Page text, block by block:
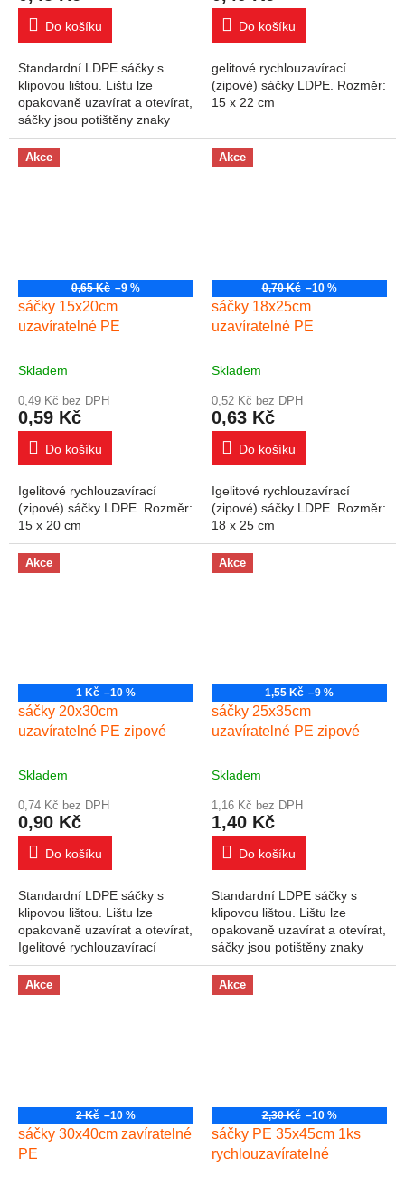
Do košíku
Standardní LDPE sáčky s
klipovou lištou. Lištu lze
opakovaně uzavírat a otevírat,
sáčky jsou potištěny znaky
materiálu a recyklace.
Rozměry: šířka 12 cm, výška
12 cm. Balení...
Do košíku
gelitové rychlouzavírací
(zipové) sáčky LDPE. Rozměr:
15 x 22 cm
Akce
0,65 Kč –9 %
sáčky 15x20cm
uzavíratelné PE
Skladem
0,49 Kč bez DPH
0,59 Kč
Do košíku
Igelitové rychlouzavírací
(zipové) sáčky LDPE. Rozměr:
15 x 20 cm
Akce
0,70 Kč –10 %
sáčky 18x25cm
uzavíratelné PE
Skladem
0,52 Kč bez DPH
0,63 Kč
Do košíku
Igelitové rychlouzavírací
(zipové) sáčky LDPE. Rozměr:
18 x 25 cm
Akce
1 Kč –10 %
sáčky 20x30cm
uzavíratelné PE zipové
Skladem
0,74 Kč bez DPH
0,90 Kč
Do košíku
Standardní LDPE sáčky s
klipovou lištou. Lištu lze
opakovaně uzavírat a otevírat,
Igelitové rychlouzavírací
(zipové) sáčky LDPE.
rozměry: šířka 20 cm, výška
30 cm.
Akce
1,55 Kč –9 %
sáčky 25x35cm
uzavíratelné PE zipové
Skladem
1,16 Kč bez DPH
1,40 Kč
Do košíku
Standardní LDPE sáčky s
klipovou lištou. Lištu lze
opakovaně uzavírat a otevírat,
sáčky jsou potištěny znaky
materiálu a recyklace.
Rozměry: šířka 25 cm, výška
35 cm.
Akce
2 Kč –10 %
sáčky 30x40cm zavíratelné
PE
Akce
2,30 Kč –10 %
sáčky PE 35x45cm 1ks
rychlouzavíratelné